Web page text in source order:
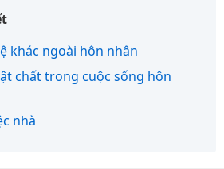
khác ngoài hôn nhân
chất trong cuộc sống hôn
nhà